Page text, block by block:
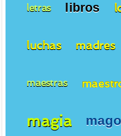
letras libros
luchas madres
maestras
magia